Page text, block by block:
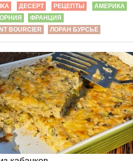
ДЕСЕРТ РЕЦЕПТЫ
АМЕРИКА
ФРАНЦИЯ
BOURCIER
ЛОРАН БУРСЬЕ